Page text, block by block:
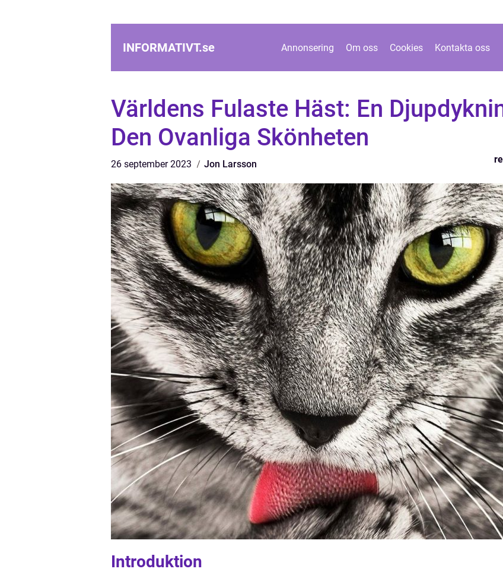
INFORMATIVT.se Annonsering Om oss Cookies Kontakta oss
Världens Fulaste Häst: En
Den Ovanliga Skönheten
26 september 2023 Jon Larsson
Introduktion